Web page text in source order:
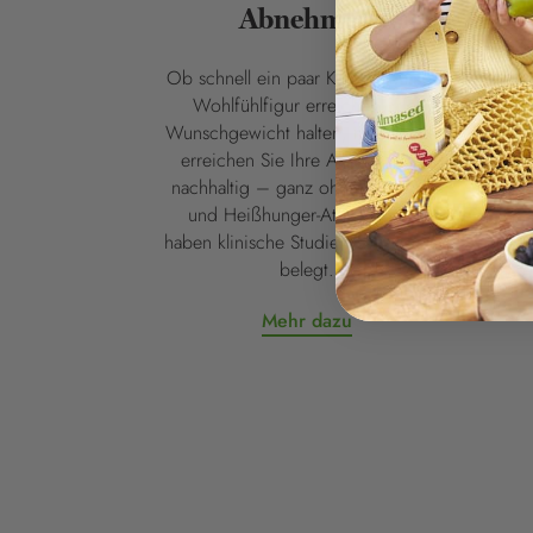
Abnehmen
Ob schnell ein paar Kilo abnehmen,
Wohlfühlfigur erreichen oder
Wunschgewicht halten, mit Almased
erreichen Sie Ihre Abnehm-Ziele
nachhaltig – ganz ohne Jojo-Effekt
und Heißhunger-Attacken. Das
haben klinische Studien mit Almased
belegt.
Mehr dazu
und